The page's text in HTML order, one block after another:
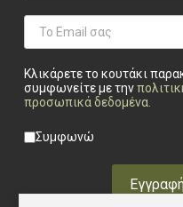
Κλικάρετε το κουτάκι
συμφωνείτε με την
προσωπικά δεδομένα.
Privacy checkbox
Συμφωνώ